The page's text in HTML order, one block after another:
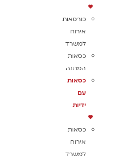
כורסאות
אירוח
למשרד
כסאות
המתנה
כסאות
עם
ידיות
כסאות
אירוח
למשרד